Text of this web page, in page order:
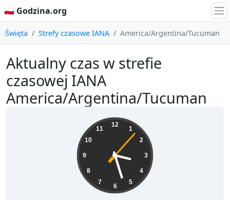
🇵🇱 Godzina.org
Święta Strefy czasowe IANA America/Argentina/Tucuman
Aktualny czas w strefie
czasowej IANA
America/Argentina/Tucuman
12
1
2
3
4
5
6
7
8
9
10
11